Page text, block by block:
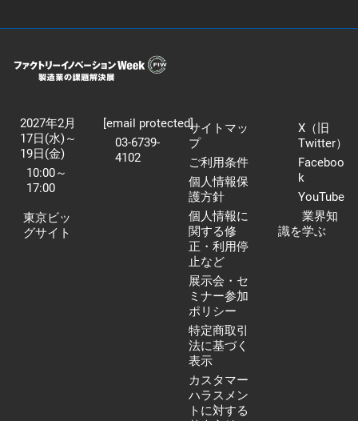
2027年2月
17日(水)～
19日(金)
10:00～
17:00
東京ビッ
グサイト
[email protected]
03-6739-
4102
サイトマッ
プ
ご利用条件
個人情報保
護方針
個人情報に
関する修
正・利用停
止など
展示会・セ
ミナー参加
ポリシー
特定商取引
法に基づく
表示
カスタマー
ハラスメン
トに対する
X（旧
Twitter）
Faceboo
k
YouTube
業界知
識を学ぶ